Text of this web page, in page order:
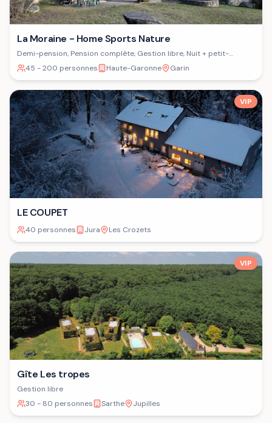
La Moraine - Home Sports Nature
Demi-pension, Pension complète, Gestion libre, Nuit + petit-
déjeuner
45 - 200 personnes Haute-Garonne Garin
VIP
LE COUPET
40 personnes Jura Les Crozets
VIP
Gîte Les tropes
Gestion libre
30 - 80 personnes
Sarthe Jupilles